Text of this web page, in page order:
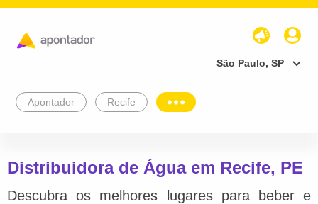
São Paulo, SP
Apontador Recife
Distribuidora de Água em Recife, PE
Descubra os melhores lugares para beber e